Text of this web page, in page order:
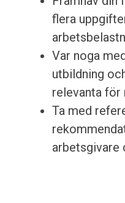
flera
Var noga
utbildning
relevanta för
Ta med
arbetsgivare